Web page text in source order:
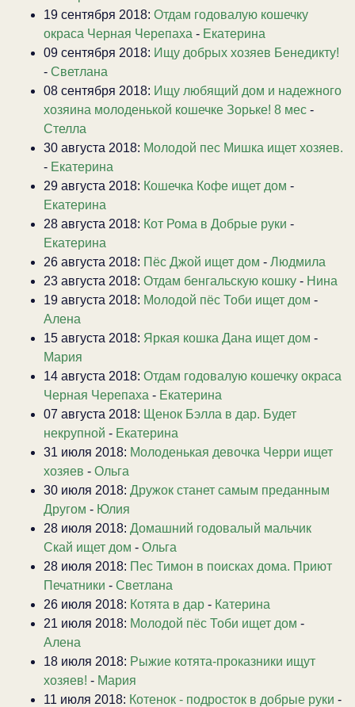
19 сентября 2018: Отдам годовалую кошечку
окраса Черная Черепаха - Екатерина
09 сентября 2018: Ищу добрых хозяев Бенедикту!
- Светлана
08 сентября 2018: Ищу любящий дом и надежного
хозяина молоденькой кошечке Зорьке! 8 мес -
Стелла
30 августа 2018: Молодой пес Мишка ищет хозяев.
- Екатерина
29 августа 2018: Кошечка Кофе ищет дом -
Екатерина
28 августа 2018: Кот Рома в Добрые руки -
Екатерина
26 августа 2018: Пёс Джой ищет дом - Людмила
23 августа 2018: Отдам бенгальскую кошку - Нина
19 августа 2018: Молодой пёс Тоби ищет дом -
Алена
15 августа 2018: Яркая кошка Дана ищет дом -
Мария
14 августа 2018: Отдам годовалую кошечку окраса
Черная Черепаха - Екатерина
07 августа 2018: Щенок Бэлла в дар. Будет
некрупной - Екатерина
31 июля 2018: Молоденькая девочка Черри ищет
хозяев - Ольга
30 июля 2018: Дружок станет самым преданным
Другом - Юлия
28 июля 2018: Домашний годовалый мальчик
Скай ищет дом - Ольга
28 июля 2018: Пес Тимон в поисках дома. Приют
Печатники - Светлана
26 июля 2018: Котята в дар - Катерина
21 июля 2018: Молодой пёс Тоби ищет дом -
Алена
18 июля 2018: Рыжие котята-проказники ищут
хозяев! - Мария
11 июля 2018: Котенок - подросток в добрые руки -